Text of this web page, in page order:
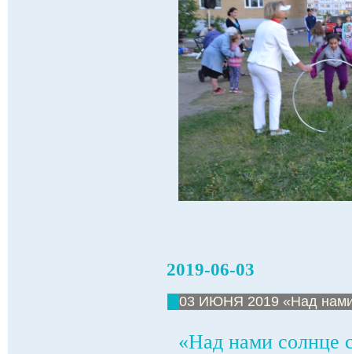
2019-06-03
03 ИЮНЯ 2019 «Над нами
«Над нами солнце